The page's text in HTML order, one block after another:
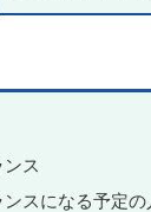
ス
スになる予定の